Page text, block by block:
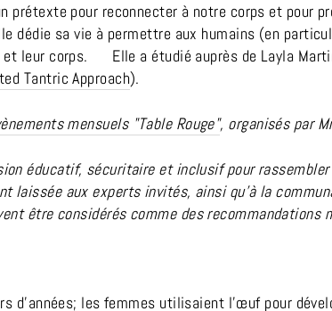
prétexte pour reconnecter à notre corps et pour
dédie sa vie à permettre aux humains (en
leur corps. Elle a étudié auprès de Layla
Tantric Approach).
mensuels "Table Rouge", organisés par
éducatif, sécuritaire et inclusif pour
laissée aux experts invités, ainsi qu’à la
être considérés comme des recommandations
d’années; les femmes utilisaient l’œuf pour